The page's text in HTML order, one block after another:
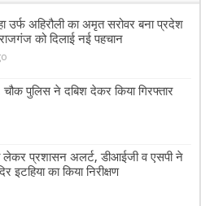
उर्फ अहिरौली का अमृत सरोवर बना प्रदेश
को दिलाई नई पहचान
चौक पुलिस ने दबिश देकर किया गिरफ्तार
लेकर प्रशासन अलर्ट, डीआईजी व एसपी ने
इटहिया का किया निरीक्षण